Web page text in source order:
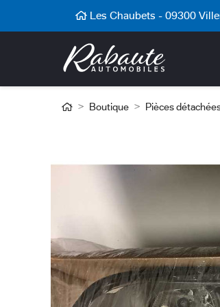
Les Chaubets - 09300
Boutique Pièces